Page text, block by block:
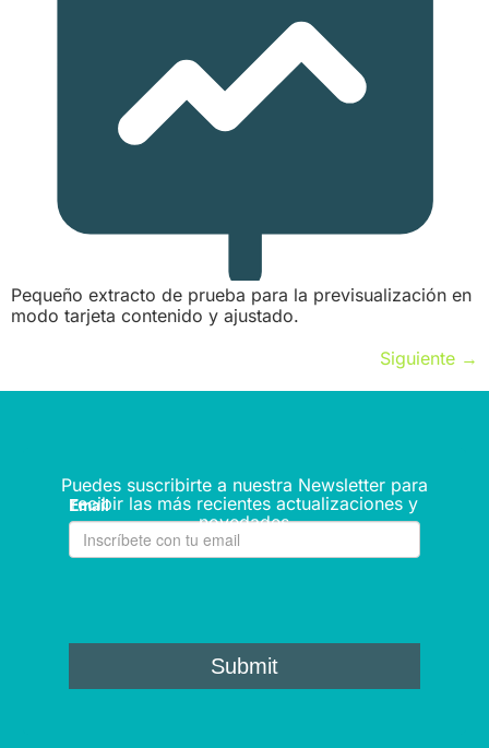
Pequeño extracto de prueba para la previsualización en
modo tarjeta contenido y ajustado.
Siguiente →
Puedes suscribirte a nuestra Newsletter para
recibir las más recientes actualizaciones y
novedades